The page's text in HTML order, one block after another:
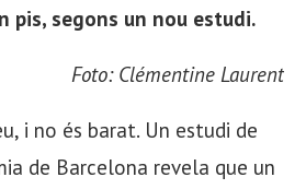
pis, segons un nou estudi.
Foto: Clémentine Laurent
i no és barat. Un estudi de
de Barcelona revela que un